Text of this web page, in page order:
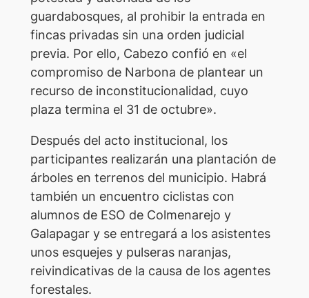
guardabosques, al prohibir la entrada en
fincas privadas sin una orden judicial
previa. Por ello, Cabezo confió en «el
compromiso de Narbona de plantear un
recurso de inconstitucionalidad, cuyo
plaza termina el 31 de octubre».
Después del acto institucional, los
participantes realizarán una plantación de
árboles en terrenos del municipio. Habrá
también un encuentro ciclistas con
alumnos de ESO de Colmenarejo y
Galapagar y se entregará a los asistentes
unos esquejes y pulseras naranjas,
reivindicativas de la causa de los agentes
forestales.